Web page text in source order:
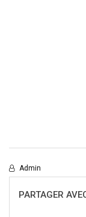
Admin
PARTAGER